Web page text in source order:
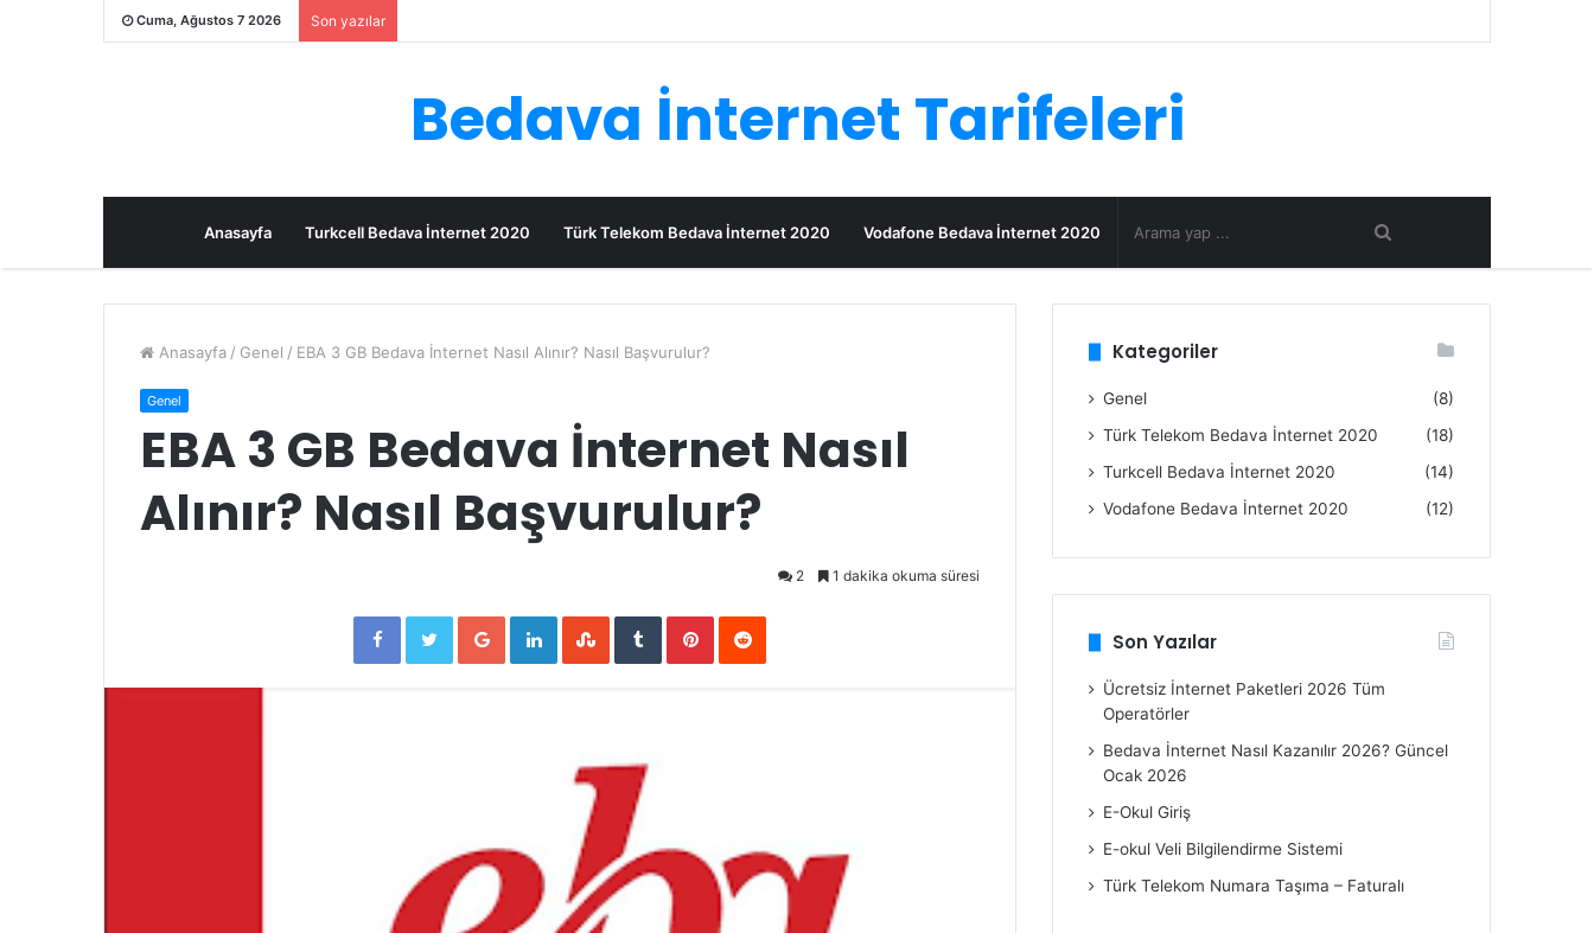
Cuma, Ağustos 7 2026 Son yazılar
Bedava İnternet Tarifeleri
Anasayfa Turkcell Bedava İnternet 2020 Türk Telekom Bedava İnternet 2020 Vodafone Bedava İnternet 2020
Anasayfa / Genel / EBA 3 GB Bedava İnternet Nasıl Alınır? Nasıl Başvurulur?
Genel
EBA 3 GB Bedava İnternet Nasıl
Alınır? Nasıl Başvurulur?
2 1 dakika okuma süresi
FacebookTwitterGoogle+LinkedInStumbleUpon
TumblrPinterestReddit
Kategoriler
Genel
(8)
Türk Telekom Bedava İnternet 2020
(18)
Turkcell Bedava İnternet 2020
(14)
Vodafone Bedava İnternet 2020
(12)
Son Yazılar
Ücretsiz İnternet Paketleri 2026 Tüm
Operatörler
Bedava İnternet Nasıl Kazanılır 2026? Güncel
Ocak 2026
E-Okul Giriş
E-okul Veli Bilgilendirme Sistemi
Türk Telekom Numara Taşıma – Faturalı